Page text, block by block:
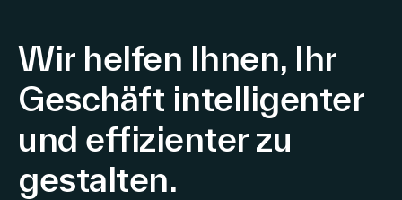
Wir helfen Ihnen, Ihr
Geschäft intelligenter
und effizienter zu
gestalten.